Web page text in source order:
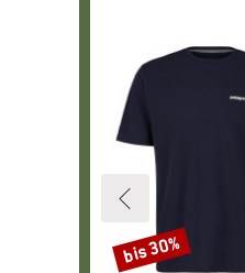
Rabatt
bis 30%